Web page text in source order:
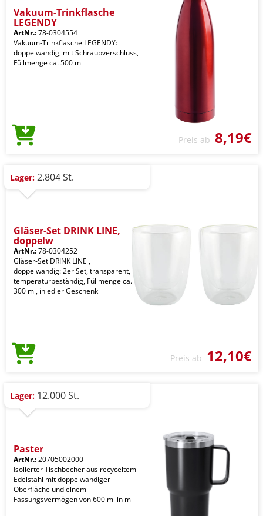
Vakuum-Trinkflasche
LEGENDY
ArtNr.:78-0304554
Vakuum-Trinkflasche LEGENDY:
doppelwandig, mit Schraubverschluss,
Füllmenge ca. 500 ml
Preis ab 8,19€
Lager: 2.804 St.
Gläser-Set DRINK LINE,
doppelw
ArtNr.:78-0304252
Gläser-Set DRINK LINE ,
doppelwandig: 2er Set, transparent,
temperaturbeständig, Füllmenge ca.
300 ml, in edler Geschenk
Preis ab 12,10€
Lager: 12.000 St.
Paster
ArtNr.:20705002000
Isolierter Tischbecher aus recyceltem
Edelstahl mit doppelwandiger
Oberfläche und einem
Fassungsvermögen von 600 ml in m